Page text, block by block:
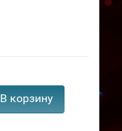
В корзину